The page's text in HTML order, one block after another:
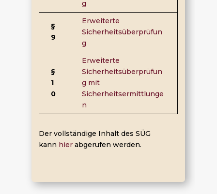
g
§
9
Erweiterte
Sicherheitsüberprüfun
g
§
1
0
Erweiterte
Sicherheitsüberprüfun
g mit
Sicherheitsermittlunge
n
Der vollständige Inhalt des SÜG
kann hier abgerufen werden.